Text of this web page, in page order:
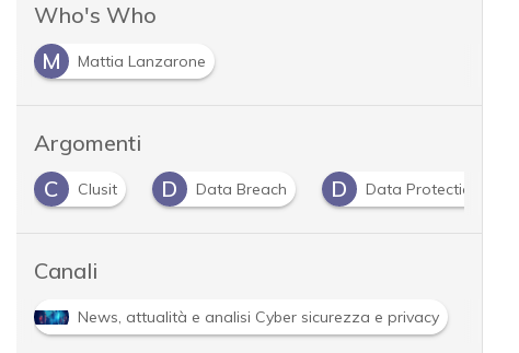
Who's Who
M
Mattia Lanzarone
Argomenti
C Clusit D Data Breach D Data Protection
Canali
News, attualità e analisi Cyber sicurezza e privacy